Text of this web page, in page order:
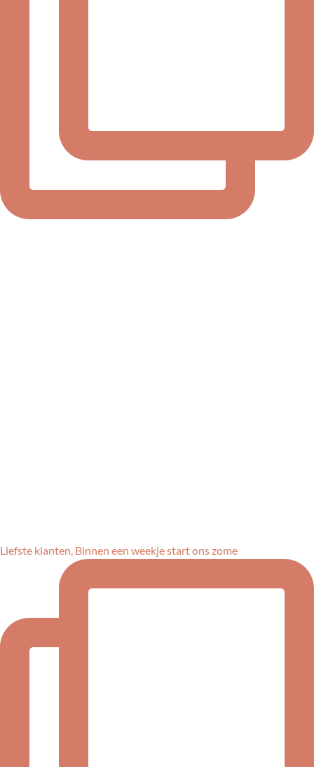
Liefste klanten, Binnen een weekje start ons zome